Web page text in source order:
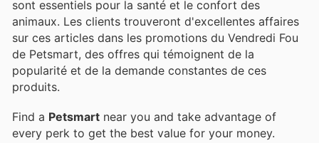
sont essentiels pour la santé et le confort des
animaux. Les clients trouveront d'excellentes affaires
sur ces articles dans les promotions du Vendredi Fou
de Petsmart, des offres qui témoignent de la
popularité et de la demande constantes de ces
produits.
Find a Petsmart near you and take advantage of
every perk to get the best value for your money.